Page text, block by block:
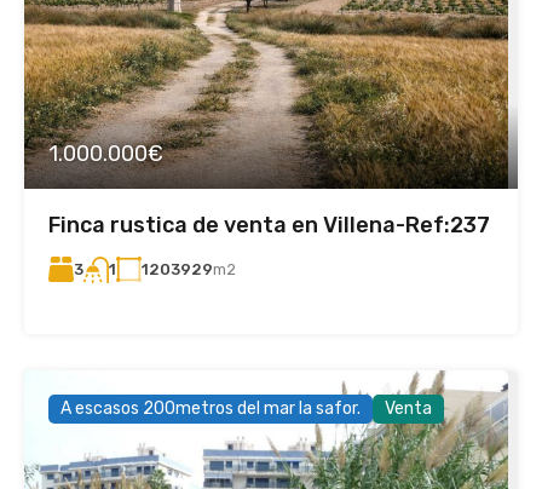
1.000.000€
Finca rustica de venta en Villena-Ref:237
3 1 1203929m2
A escasos 200metros del mar la safor. Venta